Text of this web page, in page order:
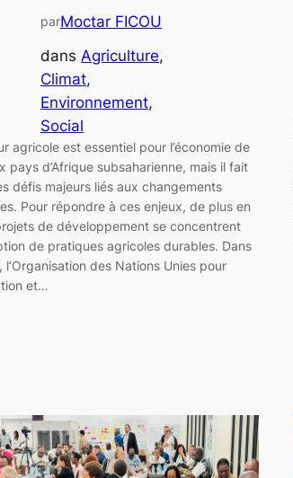
parMoctar FICOU
dans Agriculture
Climat
Environnement
Social
agricole est essentiel pour l’économie de
pays d’Afrique subsaharienne, mais il fait
défis majeurs liés aux changements
Pour répondre à ces enjeux, de plus en
de développement se concentrent
de pratiques agricoles durables. Dans
l’Organisation des Nations Unies pour
et…